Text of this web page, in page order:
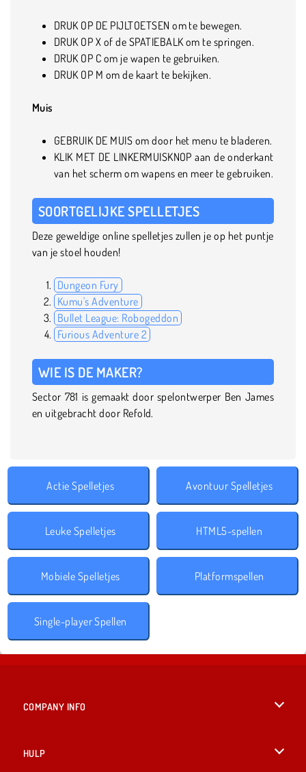
DRUK OP DE PIJLTOETSEN om te bewegen.
DRUK OP X of de SPATIEBALK om te springen.
DRUK OP C om je wapen te gebruiken.
DRUK OP M om de kaart te bekijken.
Muis
GEBRUIK DE MUIS om door het menu te bladeren.
KLIK MET DE LINKERMUISKNOP aan de onderkant
van het scherm om wapens en meer te gebruiken.
SOORTGELIJKE SPELLETJES
Deze geweldige online spelletjes zullen je op het puntje
van je stoel houden!
Dungeon Fury
Kumu's Adventure
Bullet League: Robogeddon
Furious Adventure 2
WIE IS DE MAKER?
Sector 781 is gemaakt door spelontwerper Ben James
en uitgebracht door Refold.
Actie Spelletjes Avontuur Spelletjes
Leuke Spelletjes HTML5-spellen
Mobiele Spelletjes Platformspellen
Single-player Spellen
COMPANY INFO
HULP